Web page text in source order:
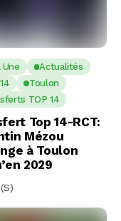
Une
Actualités
Toulon
TOP 14
Top 14-RCT:
Mézou
à Toulon
2029